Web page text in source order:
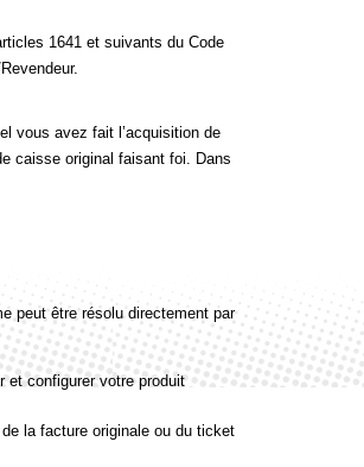
1641 et suivants du Code
vous avez fait l’acquisition de
caisse original faisant foi. Dans
peut être résolu directement par
et configurer votre produit
la facture originale ou du ticket